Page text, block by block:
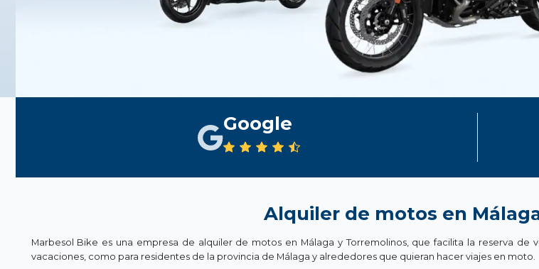
Google
Alquiler de motos en
Marbesol Bike es una empresa de alquiler de motos en Málaga y Torremolinos, que facilita la reserva
vacaciones, como para residentes de la provincia de Málaga y alrededores que quieran hacer viajes en moto.